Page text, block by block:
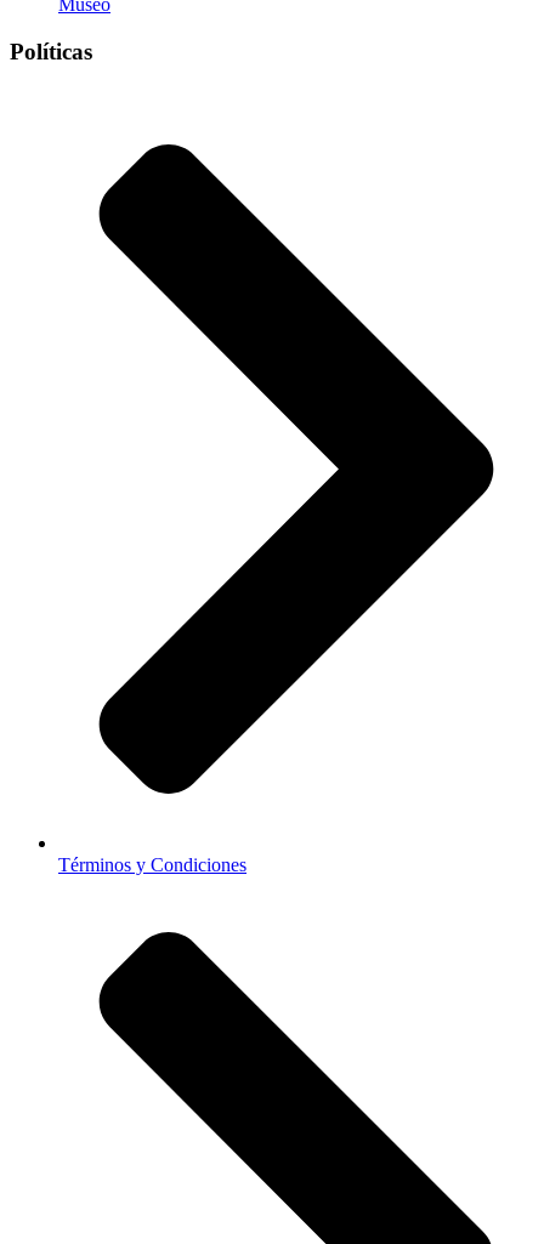
Museo
Políticas
Términos y Condiciones